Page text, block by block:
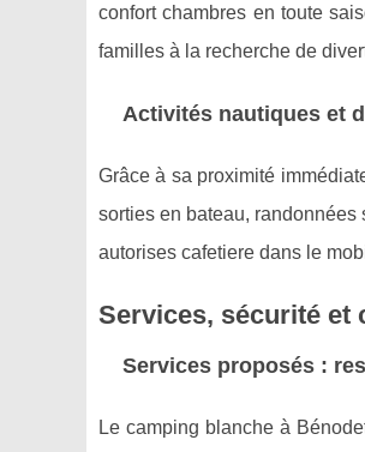
confort chambres en toute
familles à la recherche de
Activités nautiques et
Grâce à sa proximité
sorties en bateau,
autorises cafetiere dans le
Services, sécurité et
Services proposés :
Le camping blanche à